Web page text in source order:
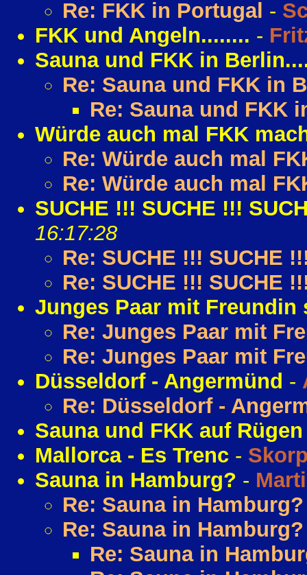
Re: FKK in Portugal -
FKK und Angeln........ -
Sauna und FKK in
Re: Sauna und FKK in
Re: Sauna und FKK
Würde auch mal FKK
Re: Würde auch mal
Re: Würde auch mal
SUCHE !!! SUCHE !!!
16:17:28
Re: SUCHE !!! SUCHE
Re: SUCHE !!! SUCHE
Junges Paar mit Freundin
Re: Junges Paar mit
Re: Junges Paar mit
Düsseldorf - Angermünd -
Re: Düsseldorf -
Sauna und FKK auf Rügen
Mallorca - Es Trenc -
Sauna in Hamburg? -
Re: Sauna in Hamburg?
Re: Sauna in Hamburg?
Re: Sauna in